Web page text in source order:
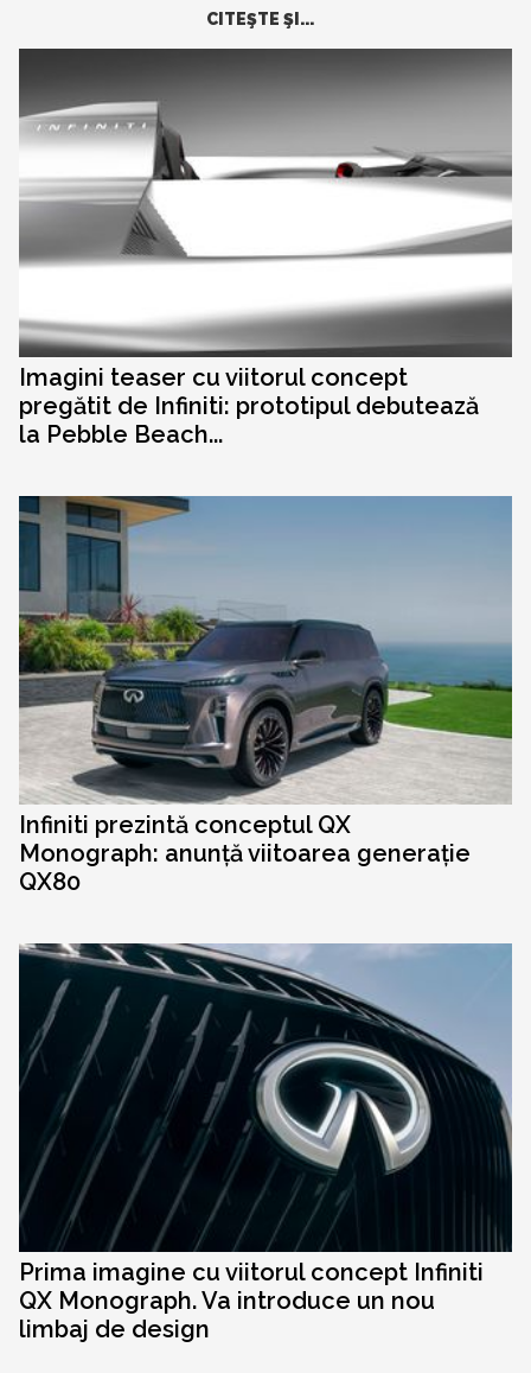
CITEŞTE ŞI...
Imagini teaser cu viitorul concept
pregătit de Infiniti: prototipul debutează
la Pebble Beach...
Infiniti prezintă conceptul QX
Monograph: anunță viitoarea generație
QX80
Prima imagine cu viitorul concept Infiniti
QX Monograph. Va introduce un nou
limbaj de design